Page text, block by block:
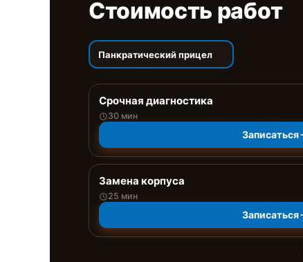
Стоимость работ
Панкратический прицел
Срочная диагностика
30 мин
Записаться
Замена корпуса
25 мин
Записаться